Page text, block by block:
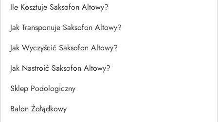
Ile Kosztuje Saksofon Altowy?
Jak Transponuje Saksofon Altowy?
Jak Wyczyścić Saksofon Altowy?
Jak Nastroić Saksofon Altowy?
Sklep Podologiczny
Balon Żołądkowy